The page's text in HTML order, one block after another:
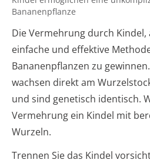
Bananenpflanze
Die Vermehrung durch Kindel,
einfache und effektive
Bananenpflanzen zu
wachsen direkt am
und sind genetisch identisch.
Vermehrung ein Kindel mit
Wurzeln.
Trennen Sie das Kindel